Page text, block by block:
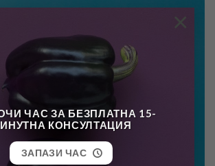
ЧАС ЗА БЕЗПЛАТНА 15-
КОНСУЛТАЦИЯ
ЗАПАЗИ ЧАС
×